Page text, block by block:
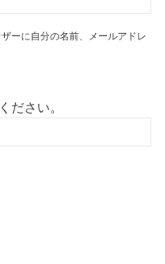
ーに自分の名前、メールアドレ
ださい。